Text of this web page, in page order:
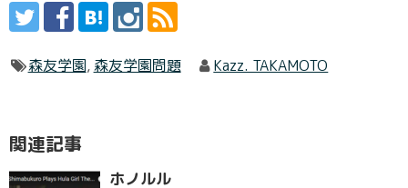
森友学園,森友学園問題 Kazz. TAKAMOTO
関連記事
ホノルル